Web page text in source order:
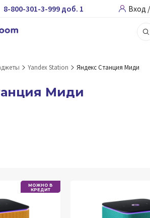
8-800-301-3-999 доб. 1 Вход
Yandex Station Яндекс Станция Миди
Миди
МОЖНО В
КРЕДИТ